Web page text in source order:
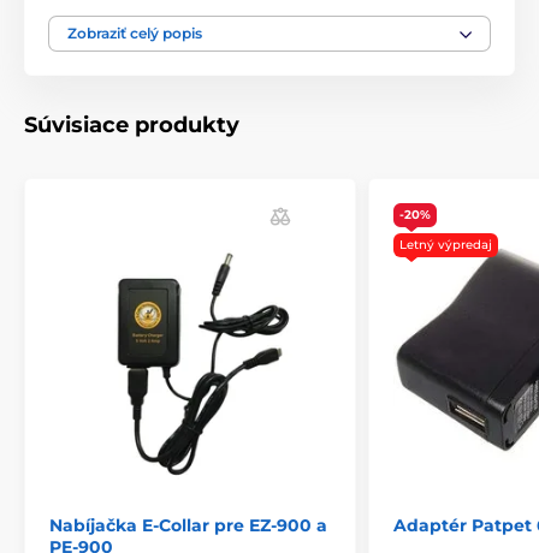
Príslušenstvo výcvikové obojky
Zobraziť celý popis
Súvisiace produkty
Nabíjačka E-Collar pre EZ-900 a
PE-900
-20%
Letný výpredaj
Adaptér Patpet